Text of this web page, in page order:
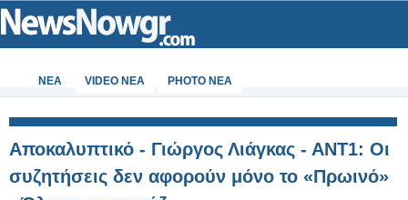
ΝΕΑ VIDEO NEA PHOTO NEA
Αποκαλυπτικό - Γιώργος Λιάγκας - ΑΝΤ1: Οι
συζητήσεις δεν αφορούν μόνο το «Πρωινό»